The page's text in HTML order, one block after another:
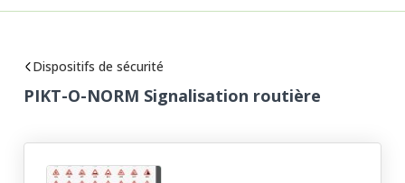
Dispositifs de sécurité
PIKT-O-NORM Signalisation routière